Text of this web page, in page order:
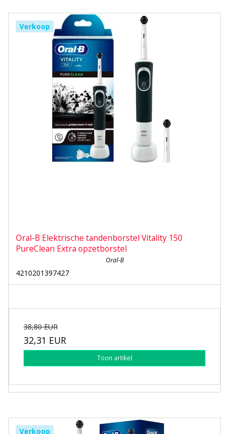
Verkoop
Oral-B Elektrische tandenborstel Vitality 150
PureClean Extra opzetborstel
Oral-B
4210201397427
38,80 EUR
32,31 EUR
Toon artikel
Verkoop